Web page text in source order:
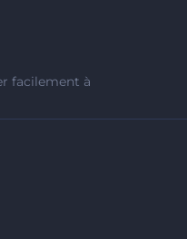
facilement à